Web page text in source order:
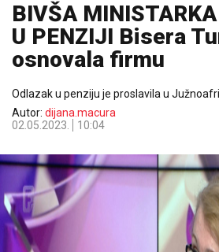
BIVŠA
U PENZIJI Bisera
osnovala firmu
Odlazak u penziju je proslavila u
Autor: dijana.macura
02.05.2023.
10:04